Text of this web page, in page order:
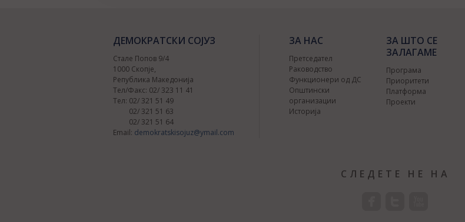
ДЕМОКРАТСКИ СОЈУЗ
Стале Попов 9/4
1000 Скопје,
Република Македонија
Тел/Факс: 02/ 323 11 41
Тел: 02/ 321 51 49
02/ 321 51 63
02/ 321 51 64
Email: demokratskisojuz@ymail.com
ЗА НАС
Претседател
Раководство
Функционери од ДС
Општински
организации
Историја
ЗА ШТО СЕ
ЗАЛАГАМЕ
Програма
Приоритети
Платформа
Проекти
СЛЕДЕТЕ НЕ НА